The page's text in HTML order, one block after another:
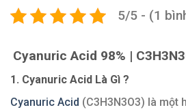
5/5 - (1
Cyanuric Acid 98% |
1. Cyanuric Acid Là Gì ?
Cyanuric Acid (C3H3N3O3) là một